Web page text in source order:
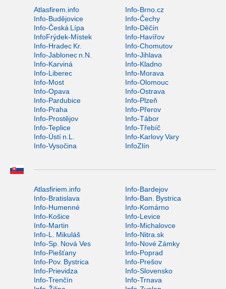
Atlasfirem.info
Info-Brno.cz
Info-Budějovice
Info-Čechy
Info-Česká Lípa
Info-Děčín
InfoFrýdek-Místek
Info-Havířov
Info-Hradec Kr.
Info-Chomutov
Info-Jablonec n.N.
Info-Jihlava
Info-Karviná
Info-Kladno
Info-Liberec
Info-Morava
Info-Most
Info-Olomouc
Info-Opava
Info-Ostrava
Info-Pardubice
Info-Plzeň
Info-Praha
Info-Přerov
Info-Prostějov
Info-Tábor
Info-Teplice
Info-Třebíč
Info-Ústí n.L.
Info-Karlovy Vary
Info-Vysočina
InfoZlín
Atlasfiriem.info
Info-Bardejov
Info-Bratislava
Info-Ban. Bystrica
Info-Humenné
Info-Komárno
Info-Košice
Info-Levice
Info-Martin
Info-Michalovce
Info-L. Mikuláš
Info-Nitra.sk
Info-Sp. Nová Ves
Info-Nové Zámky
Info-Piešťany
Info-Poprad
Info-Pov. Bystrica
Info-Prešov
Info-Prievidza
Info-Slovensko
Info-Trenčín
Info-Trnava